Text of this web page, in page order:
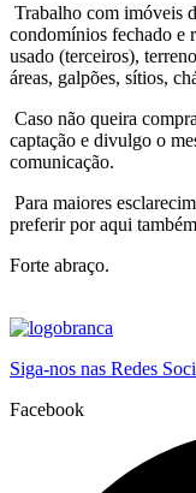
Trabalho com imóveis
condomínios fechado e
usado (terceiros),
áreas, galpões, sítios,
Caso não queira
captação e divulgo o
comunicação.
Para maiores
preferir por aqui
Forte abraço.
Siga-nos nas Redes
Facebook